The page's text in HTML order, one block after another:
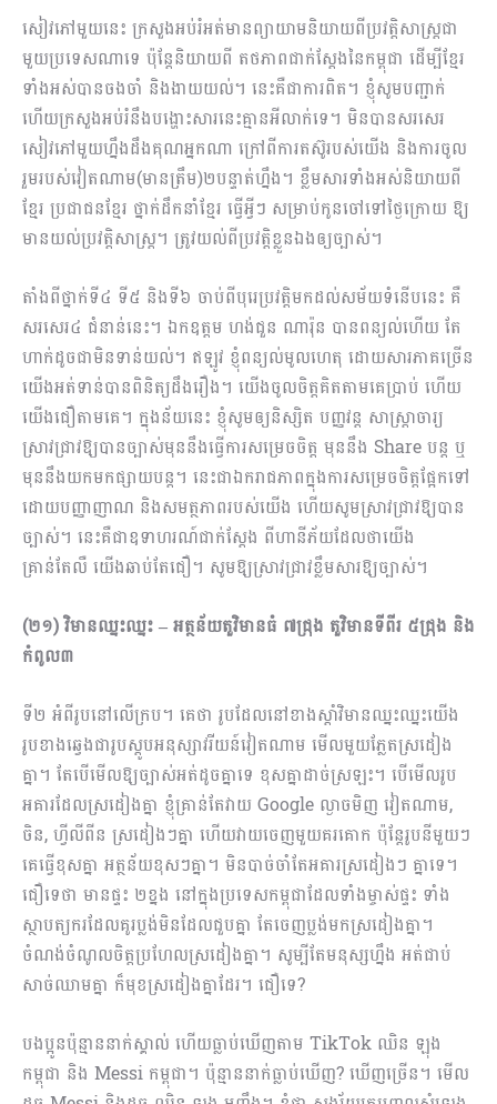
​សៀវភៅមួយនេះ ក្រសួងអប់រំអត់មានព្យាយាមនិយាយពីប្រវត្តិសាស្រ្តជា
មួយប្រទេសណាទេ ប៉ុន្តែនិយាយពី តថភាពជាក់ស្ដែងនៃកម្ពុជា ដើម្បីខ្មែរ
ទាំងអស់បានចងចាំ និងងាយយល់។ នេះគឺជាការពិត។ ខ្ញុំសូមបញ្ជាក់
ហើយក្រសួងអប់រំនឹងបង្ហោះសារនេះគ្មានអីលាក់ទេ។ មិនបានសរសេរ
សៀវភៅមួយហ្នឹងដឹងគុណអ្នកណា ក្រៅពីការតស៊ូរបស់យើង និងការចូល
រួមរបស់វៀតណាម(មានត្រឹម)២បន្ទាត់ហ្នឹង។ ខ្លឹមសារទាំងអស់និយាយពី
ខ្មែរ ប្រជាជនខ្មែរ ថ្នាក់ដឹកនាំខ្មែរ ធ្វើអ្វីៗ សម្រាប់កូនចៅទៅថ្ងៃក្រោយ ឱ្យ
មានយល់ប្រវត្តិសាស្រ្ត។ ត្រូវយល់ពីប្រវត្តិខ្លួនឯងឲ្យច្បាស់។
តាំងពីថ្នាក់ទី៤ ទី៥ និងទី៦ ចាប់ពីបុរេប្រវត្តិមកដល់សម័យទំនើបនេះ គឺ
សរសេរ៤ ជំនាន់នេះ។ ឯកឧត្ដម ហង់ជួន ណារ៉ុន បានពន្យល់ហើយ តែ
ហាក់ដូចជាមិនទាន់យល់។ ឥឡូវ ខ្ញុំពន្យល់មូលហេតុ ដោយសារភាគច្រើន
យើងអត់ទាន់បានពិនិត្យដឹងរឿង។ យើងចូលចិត្តគិតតាមគេប្រាប់ ហើយ
យើងជឿតាមគេ។ ក្នុងន័យនេះ ខ្ញុំសូមឲ្យ​និស្សិត បញ្ញវន្ត សាស្រ្តាចារ្យ
ស្រាវជ្រាវឱ្យបានច្បាស់មុននឹងធ្វើការសម្រេចចិត្ត មុននឹង Share បន្ត ឬ
មុននឹងយកមកផ្សាយបន្ត។ នេះជាឯករាជភាពក្នុងការសម្រេចចិត្តផ្អែកទៅ
ដោយបញ្ញាញាណ និងសមត្ថភាពរបស់យើង ហើយសូមស្រាវជ្រាវឱ្យបាន
ច្បាស់។ នេះគឺជាឧទាហរណ៍ជាក់ស្តែង ពីហានីភ័យដែលថាយើង
គ្រាន់តែលឺ យើងឆាប់តែជឿ។ សូមឱ្យស្រាវជ្រាវខ្លឹមសារឱ្យច្បាស់។
(២១) វិមានឈ្នះឈ្នះ– អត្ថន័យតួវិមានធំ ៧ជ្រុង តួវិមានទីពីរ ៥ជ្រុង និង
កំពូល៣
ទី២ អំពីរូបនៅលើក្រប។ គេថា រូបដែលនៅខាងស្តាំវិមានឈ្នះឈ្នះយើង
រូបខាងឆ្វេងជារូបស្តូបអនុស្សាវរីយន៍វៀតណាម មើលមួយភ្លែតស្រដៀង
គ្នា។ តែបើមើលឱ្យច្បាស់អត់ដូចគ្នាទេ ខុសគ្នាដាច់ស្រឡះ។ បើមើលរូប
អគារដែលស្រដៀងគ្នា ខ្ញុំគ្រាន់តែវាយ Google ល្ងាចមិញ វៀតណាម,
ចិន, ហ្វីលីពីន ស្រដៀងៗគ្នា ហើយវាយចេញមួយគរគោក ប៉ុន្តែរូបនីមួយៗ
គេធ្វើខុសគ្នា អត្ថន័យខុសៗគ្នា។ មិនបាច់ចាំតែអគារស្រដៀងៗ គ្នាទេ។
ជឿទេថា មានផ្ទះ ២ខ្នង នៅក្នុងប្រទេសកម្ពុជាដែលទាំងម្ចាស់ផ្ទះ ទាំង
ស្ថាបត្យករដែលគូរប្លង់មិនដែលជួបគ្នា តែចេញប្លង់មកស្រដៀងគ្នា។
ចំណង់ចំណូលចិត្តប្រហែលស្រដៀងគ្នា។ សូម្បីតែមនុស្សហ្នឹង អត់ជាប់
សាច់ឈាមគ្នា ក៏មុខស្រដៀងគ្នាដែរ។ ជឿទេ?
បងប្អូនប៉ុន្មាននាក់ស្គាល់ ហើយធ្លាប់ឃើញតាម TikTok ឈិន ឡុង
កម្ពុជា និង Messi កម្ពុជា។ ប៉ុន្មាននាក់ធ្លាប់ឃើញ? ឃើញច្រើន។ មើល